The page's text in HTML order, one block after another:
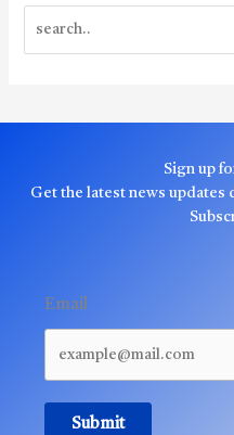
Sign up
Get the latest news
Email
Submit